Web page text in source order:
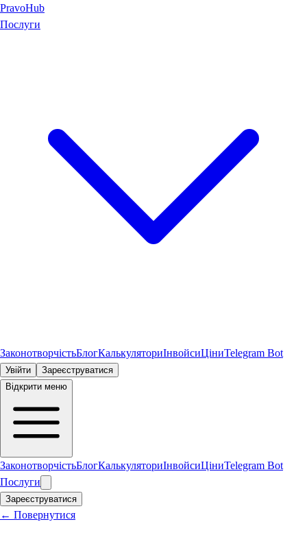
PravoHub
Послуги
ЗаконотворчістьБлогКалькуляториІнвойсиЦіниTelegram Bot
Увійти
Зареєструватися
Відкрити меню
ЗаконотворчістьБлогКалькуляториІнвойсиЦіниTelegram Bot
Послуги
Зареєструватися
← Повернутися